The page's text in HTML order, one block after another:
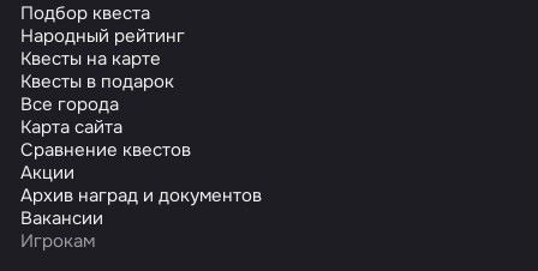
Подбор квеста
Народный рейтинг
Квесты на карте
Квесты в подарок
Все города
Карта сайта
Сравнение квестов
Акции
Архив наград и документов
Вакансии
Игрокам